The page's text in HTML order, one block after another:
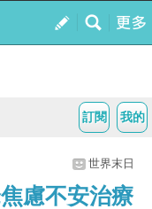
我的
訂閱
世界末日
慮不安治療